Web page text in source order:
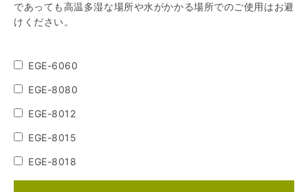
であっても高温多湿な場所や水がかかる場所でのご使用はお避
けください。
EGE-6060
EGE-8080
EGE-8012
EGE-8015
EGE-8018